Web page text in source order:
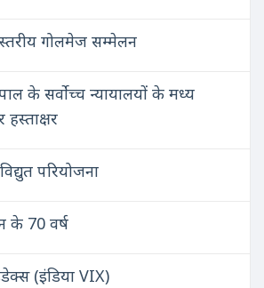
गोलमेज सम्मेलन
के सर्वोच्च न्यायालयों के मध्य
परियोजना
के 70 वर्ष
(इंडिया VIX)